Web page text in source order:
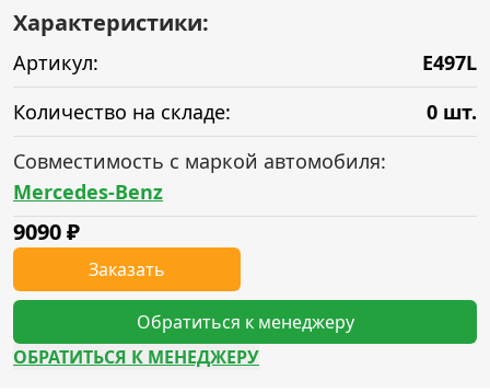
Характеристики:
Артикул:
E497L
Количество на складе:
0 шт.
Совместимость с маркой автомобиля:
Mercedes-Benz
9090₽
Заказать
Обратиться к менеджеру
ОБРАТИТЬСЯ К МЕНЕДЖЕРУ